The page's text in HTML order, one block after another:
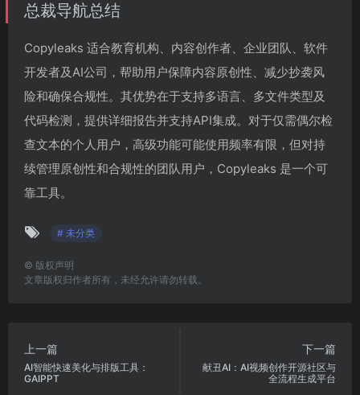
总裁导航总结
Copyleaks 适合教育机构、内容创作者、企业团队、软件
开发者及AI公司，帮助用户保障内容原创性、减少抄袭风
险和确保合规性。其优势在于支持多语言、多文件类型及
代码检测，提供详细报告并支持API集成。对于仅需偶尔检
查文本的个人用户，高级功能可能使用频率有限，但对持
续管理原创性和合规性的团队用户，Copyleaks 是一个可
靠工具。
# 未分类
© 版权声明
文章版权归作者所有，未经允许请勿转载。
上一篇
AI智能快速美化与排版工具：
GAIPPT
下一篇
献丑AI：AI视频创作开源社区与
全流程生成平台